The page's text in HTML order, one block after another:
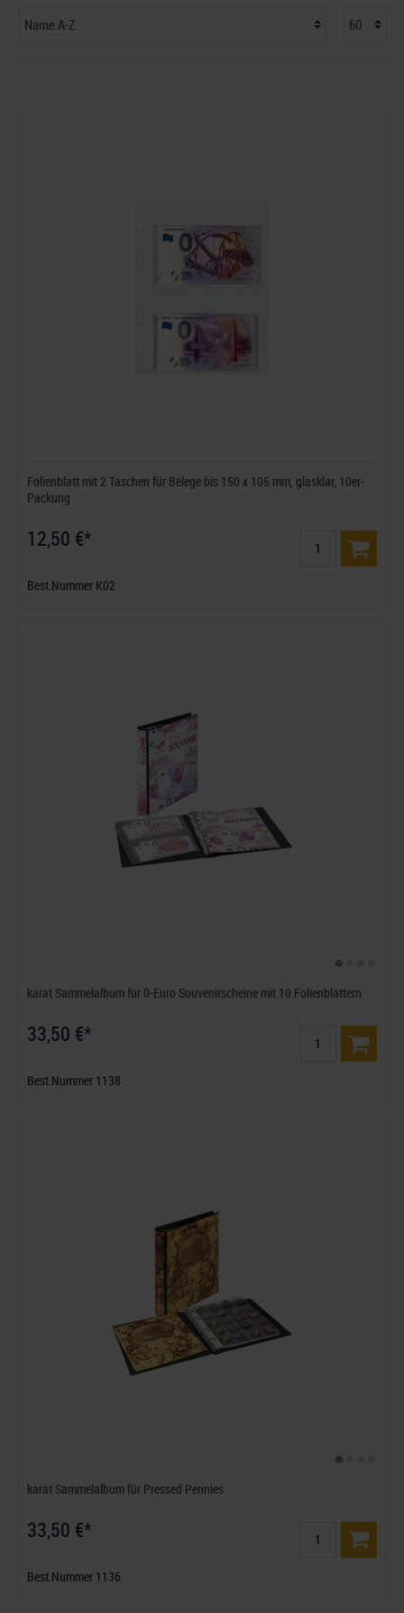
Folienblatt mit 2 Taschen für Belege bis 150 x 105 mm, glasklar, 10er-
Packung
12,50 €*
Best.Nummer K02
karat Sammelalbum für 0-Euro Souvenirscheine mit 10 Folienblättern
33,50 €*
Best.Nummer 1138
karat Sammelalbum für Pressed Pennies
33,50 €*
Best.Nummer 1136